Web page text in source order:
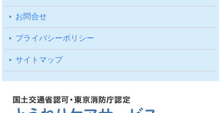
お問合せ
プライバシーポリシー
サイトマップ